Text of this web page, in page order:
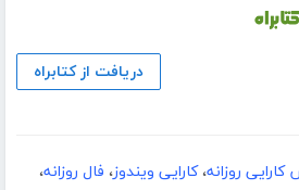
دریافت از کتابراه
کارایی روزانه،کارایی ویندوز، فال روزانه،